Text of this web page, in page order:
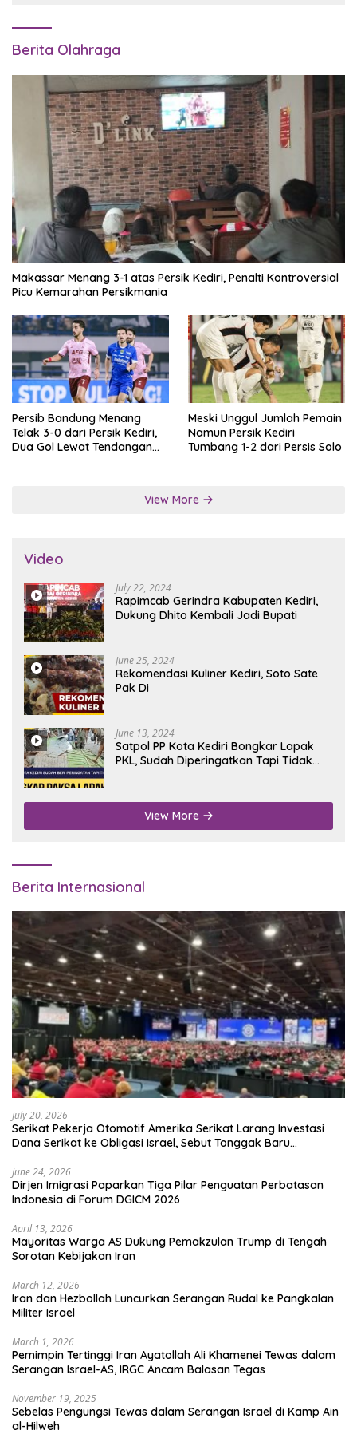
Berita Olahraga
Makassar Menang 3-1 atas Persik Kediri, Penalti Kontroversial
Picu Kemarahan Persikmania
Persib Bandung Menang
Telak 3-0 dari Persik Kediri,
Dua Gol Lewat Tendangan
Meski Unggul Jumlah Pemain
Namun Persik Kediri
Tumbang 1-2 dari Persis Solo
View More
Video
July 22, 2024
Rapimcab Gerindra Kabupaten Kediri,
Dukung Dhito Kembali Jadi Bupati
June 25, 2024
Rekomendasi Kuliner Kediri, Soto Sate
Pak Di
June 13, 2024
Satpol PP Kota Kediri Bongkar Lapak
PKL, Sudah Diperingatkan Tapi Tidak
View More
Berita Internasional
July 20, 2026
Serikat Pekerja Otomotif Amerika Serikat Larang Investasi
Dana Serikat ke Obligasi Israel, Sebut Tonggak Baru
June 24, 2026
Dirjen Imigrasi Paparkan Tiga Pilar Penguatan Perbatasan
Indonesia di Forum DGICM 2026
April 13, 2026
Mayoritas Warga AS Dukung Pemakzulan Trump di Tengah
Sorotan Kebijakan Iran
March 12, 2026
Iran dan Hezbollah Luncurkan Serangan Rudal ke Pangkalan
Militer Israel
March 1, 2026
Pemimpin Tertinggi Iran Ayatollah Ali Khamenei Tewas dalam
Serangan Israel-AS, IRGC Ancam Balasan Tegas
November 19, 2025
Sebelas Pengungsi Tewas dalam Serangan Israel di Kamp Ain
al-Hilweh